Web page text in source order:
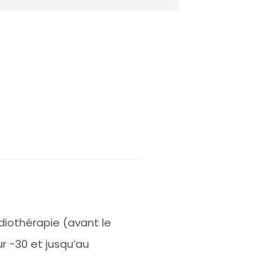
(avant le
-30 et jusqu’au